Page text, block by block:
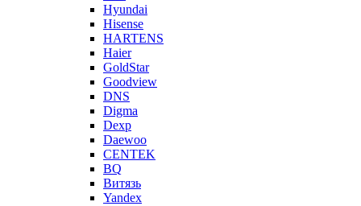
Hyundai
Hisense
HARTENS
Haier
GoldStar
Goodview
DNS
Digma
Dexp
Daewoo
CENTEK
BQ
Витязь
Yandex